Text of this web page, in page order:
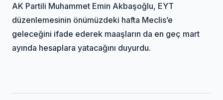
AK Partili Muhammet Emin Akbaşoğlu, EYT
düzenlemesinin önümüzdeki hafta Meclis’e
geleceğini ifade ederek maaşların da en geç mart
ayında hesaplara yatacağını duyurdu.